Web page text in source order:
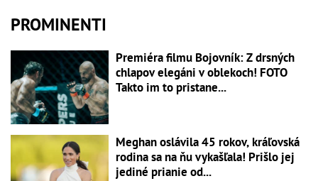
PROMINENTI
Premiéra filmu Bojovník: Z drsných
chlapov elegáni v oblekoch! FOTO
Takto im to pristane...
Meghan oslávila 45 rokov, kráľovská
rodina sa na ňu vykašľala! Prišlo jej
jediné prianie od...